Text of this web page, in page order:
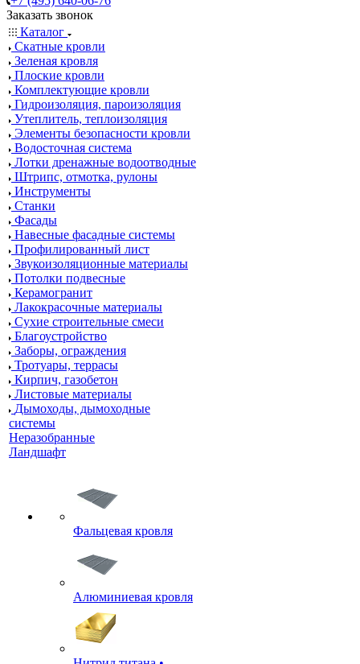
Заказать звонок
Каталог
Скатные кровли
Зеленая кровля
Плоские кровли
Комплектующие кровли
Гидроизоляция, пароизоляция
Утеплитель, теплоизоляция
Элементы безопасности кровли
Водосточная система
Лотки дренажные водоотводные
Штрипс, отмотка, рулоны
Инструменты
Станки
Фасады
Навесные фасадные системы
Профилированный лист
Звукоизоляционные материалы
Потолки подвесные
Керамогранит
Лакокрасочные материалы
Сухие строительные смеси
Благоустройство
Заборы, ограждения
Тротуары, террасы
Кирпич, газобетон
Листовые материалы
Дымоходы, дымоходные
системы
Неразобранные
Ландшафт
Фальцевая кровля
Алюминиевая кровля